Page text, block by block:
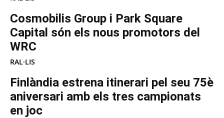
Cosmobilis Group i Park Square
Capital són els nous promotors del
WRC
RAL·LIS
Finlàndia estrena itinerari pel seu 75è
aniversari amb els tres campionats
en joc